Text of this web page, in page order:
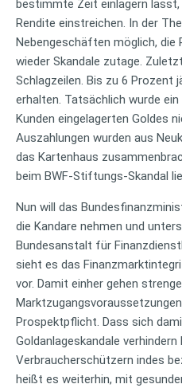
bestimmte Zeit einlagern
Rendite einstreichen. In der
Nebengeschäften möglich,
wieder Skandale zutage.
Schlagzeilen. Bis zu 6 Prozent
erhalten. Tatsächlich wurde
Kunden eingelagerten Goldes
Auszahlungen wurden aus
das Kartenhaus
beim BWF-Stiftungs-Skandal
Nun will das
die Kandare nehmen und
Bundesanstalt für
sieht es das
vor. Damit einher gehen
Prospektpflicht. Dass sich
Goldanlageskandale verhindern
Verbraucherschützern indes
heißt es weiterhin, mit